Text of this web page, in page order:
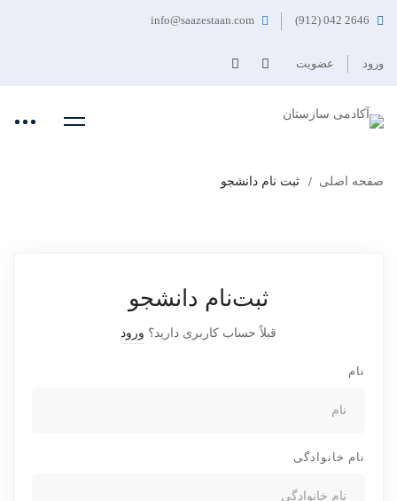
2646 042 (912)
info@saazestaan.com
ورود عضویت
صفحه اصلی ثبت نام دانشجو
ثبت‌نام دانشجو
قبلاً حساب کاربری دارید؟ ورود
نام
نام خانوادگی